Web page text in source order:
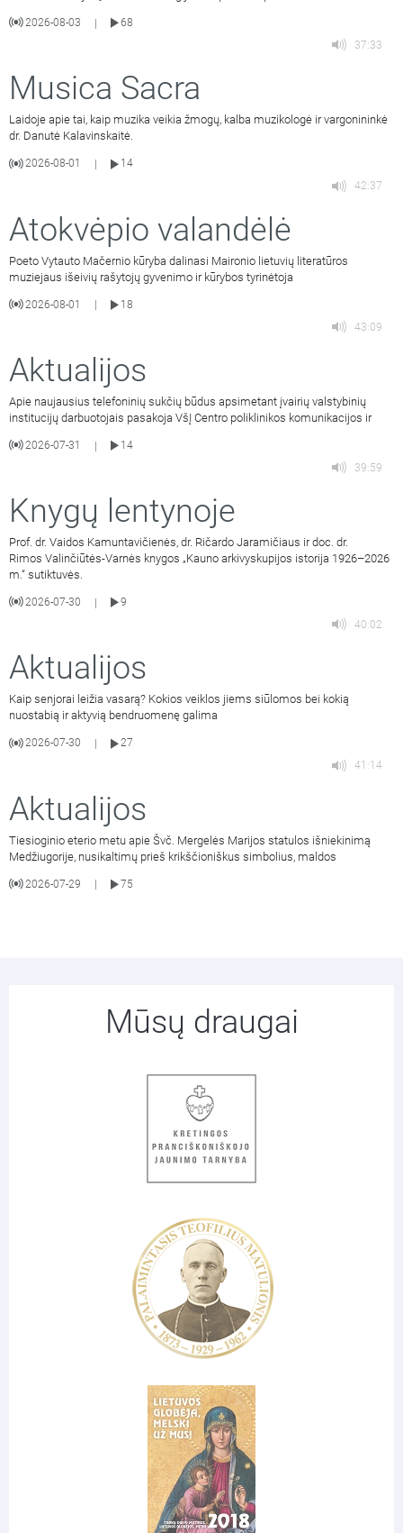
2026-08-03 |
68
37:33
Musica Sacra
Laidoje apie tai, kaip muzika veikia žmogų, kalba muzikologė ir vargonininkė
dr. Danutė Kalavinskaitė.
2026-08-01
14
42:37
Atokvėpio valandėlė
Poeto Vytauto Mačernio kūryba dalinasi Maironio lietuvių literatūros
muziejaus išeivių rašytojų gyvenimo ir kūrybos tyrinėtoja
2026-08-01
18
43:09
Aktualijos
Apie naujausius telefoninių sukčių būdus apsimetant įvairių valstybinių
institucijų darbuotojais pasakoja VšĮ Centro poliklinikos komunikacijos ir
2026-07-31 |
14
39:59
Knygų lentynoje
Prof. dr. Vaidos Kamuntavičienės, dr. Ričardo Jaramičiaus ir doc. dr.
Rimos Valinčiūtės-Varnės knygos „Kauno arkivyskupijos istorija 1926–2026
m.“ sutiktuvės.
2026-07-30 |
9
40:02
Aktualijos
Kaip senjorai leižia vasarą? Kokios veiklos jiems siūlomos bei kokią
nuostabią ir aktyvią bendruomenę galima
2026-07-30
27
41:14
Aktualijos
Tiesioginio eterio metu apie Švč. Mergelės Marijos statulos išniekinimą
Medžiugorije, nusikaltimų prieš krikščioniškus simbolius, maldos
2026-07-29 75
Mūsų draugai